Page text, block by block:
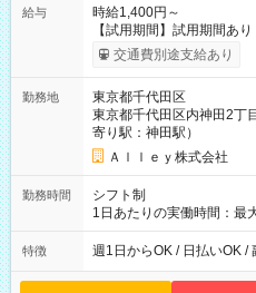
給与
時給1,400円～
【試用期間】試用期間あ
給与は本採用時と同じです
交通費別途支給あり
勤務地
東京都千代田区
東京都千代田区内神田2丁
寄り駅：神田駅）
Ａｌｌｅｙ株式会社
勤務時間
シフト制
1日あたりの実働時間：最
実働時間：1-5時間 └上記
能！ └平日・土曜日の中で
18:00 などのように、
特徴 週1日からOK / 日払いOK /